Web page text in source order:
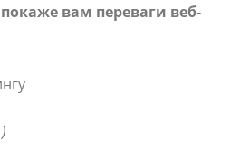
вам переваги веб-
)